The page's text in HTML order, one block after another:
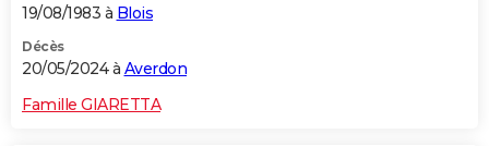
19/08/1983 à Blois
Décès
20/05/2024 à Averdon
Famille GIARETTA